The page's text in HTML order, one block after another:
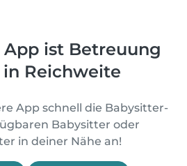
ist Betreuung
Reichweite
App schnell die Babysitter-
Babysitter oder
in deiner Nähe an!